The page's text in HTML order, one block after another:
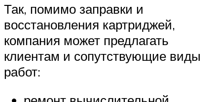
Так, помимо заправки и
восстановления картриджей,
компания может предлагать
клиентам и сопутствующие виды
работ: